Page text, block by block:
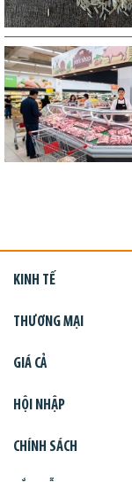
KINH TẾ
THƯƠNG MẠI
GIÁ CẢ
HỘI NHẬP
CHÍNH SÁCH